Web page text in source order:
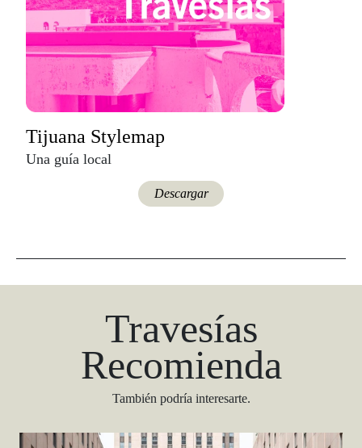
Tijuana Stylemap
Una guía local
Descargar
Travesías
Recomienda
También podría interesarte.